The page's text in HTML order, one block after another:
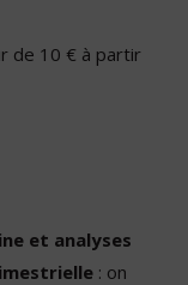
de 10 € à partir
et analyses
: on